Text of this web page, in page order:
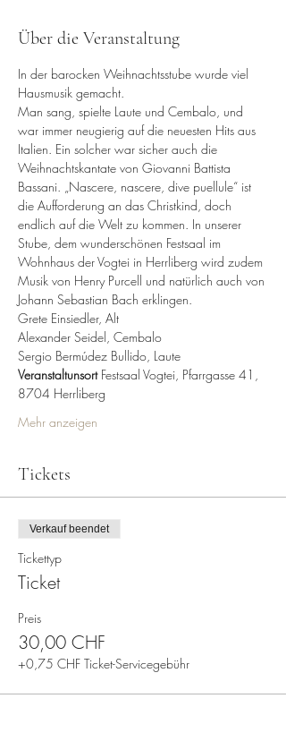
Über die Veranstaltung
In der barocken Weihnachtsstube wurde viel
Hausmusik gemacht.
Man sang, spielte Laute und Cembalo, und
war immer neugierig auf die neuesten Hits aus
Italien. Ein solcher war sicher auch die
Weihnachtskantate von Giovanni Battista
Bassani. „Nascere, nascere, dive puellule“ ist
die Aufforderung an das Christkind, doch
endlich auf die Welt zu kommen. In unserer
Stube, dem wunderschönen Festsaal im
Wohnhaus der Vogtei in Herrliberg wird zudem
Musik von Henry Purcell und natürlich auch von
Johann Sebastian Bach erklingen.
Grete Einsiedler, Alt
Alexander Seidel, Cembalo
Sergio Bermúdez Bullido, Laute
Veranstaltunsort Festsaal Vogtei, Pfarrgasse 41,
8704 Herrliberg
Mehr anzeigen
Tickets
Verkauf beendet
Tickettyp
Ticket
Preis
30,00 CHF
+0,75 CHF Ticket-Servicegebühr